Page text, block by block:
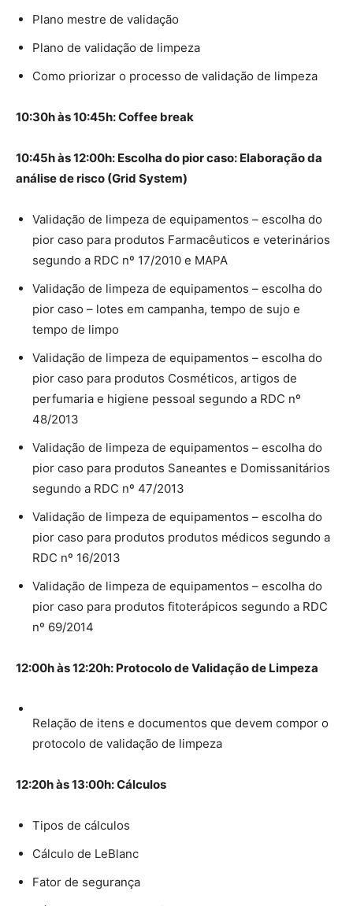
Plano mestre de validação
Plano de validação de limpeza
Como priorizar o processo de validação de limpeza
10:30h às 10:45h: Coffee break
10:45h às 12:00h: Escolha do pior caso: Elaboração da
análise de risco (Grid System)
Validação de limpeza de equipamentos – escolha do
pior caso para produtos Farmacêuticos e veterinários
segundo a RDC nº 17/2010 e MAPA
Validação de limpeza de equipamentos – escolha do
pior caso – lotes em campanha, tempo de sujo e
tempo de limpo
Validação de limpeza de equipamentos – escolha do
pior caso para produtos Cosméticos, artigos de
perfumaria e higiene pessoal segundo a RDC nº
48/2013
Validação de limpeza de equipamentos – escolha do
pior caso para produtos Saneantes e Domissanitários
segundo a RDC nº 47/2013
Validação de limpeza de equipamentos – escolha do
pior caso para produtos produtos médicos segundo a
RDC nº 16/2013
Validação de limpeza de equipamentos – escolha do
pior caso para produtos fitoterápicos segundo a RDC
nº 69/2014
12:00h às 12:20h: Protocolo de Validação de Limpeza
Relação de itens e documentos que devem compor o
protocolo de validação de limpeza
12:20h às 13:00h: Cálculos
Tipos de cálculos
Cálculo de LeBlanc
Fator de segurança